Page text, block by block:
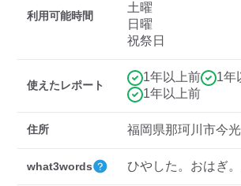
三菱ディーラーを表示
日産
急速-
利用可能時間
土曜
日曜
祝祭日
使えたレポート
1年以上前
1年
1年以上前
住所 福岡県那珂川市今
what3words ひやした。おはぎ